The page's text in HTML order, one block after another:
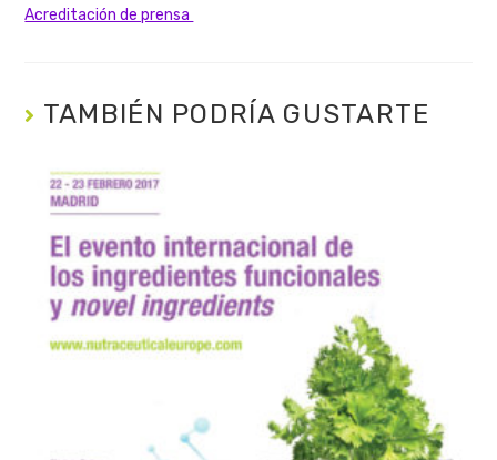
Acreditación de prensa
TAMBIÉN PODRÍA GUSTARTE